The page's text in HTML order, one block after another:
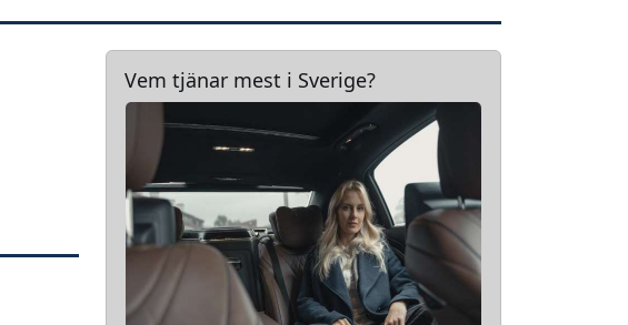
Vem tjänar mest i Sverige?